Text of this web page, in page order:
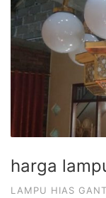
harga
LAMPU HIAS